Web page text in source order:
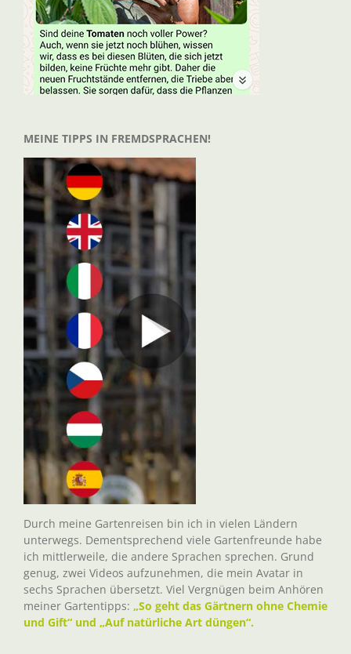
MEINE TIPPS IN FREMDSPRACHEN!
Durch meine Gartenreisen bin ich in vielen Ländern
unterwegs. Dementsprechend viele Gartenfreunde habe
ich mittlerweile, die andere Sprachen sprechen. Grund
genug, zwei Videos aufzunehmen, die mein Avatar in
sechs Sprachen übersetzt. Viel Vergnügen beim Anhören
meiner Gartentipps: „So geht das Gärtnern ohne Chemie
und Gift“ und „Auf natürliche Art düngen“.